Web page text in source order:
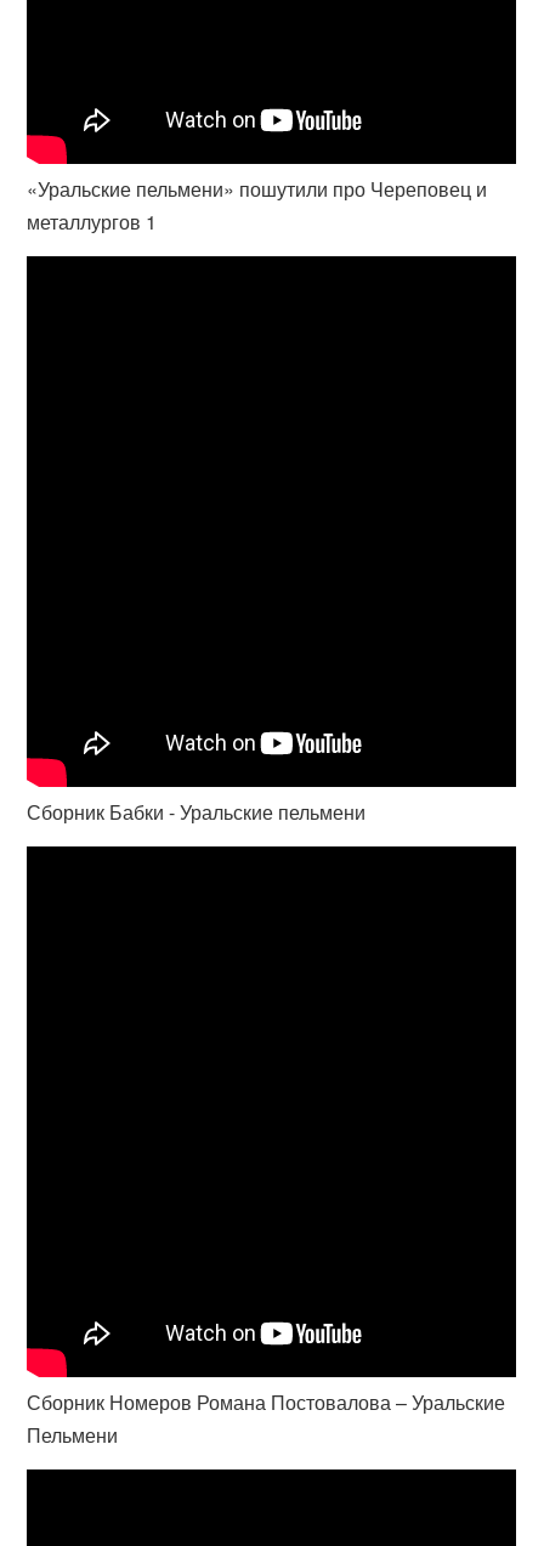
«Уральские пельмени» пошутили про Череповец и
металлургов 1
Сборник Бабки - Уральские пельмени
Сборник Номеров Романа Постовалова – Уральские
Пельмени